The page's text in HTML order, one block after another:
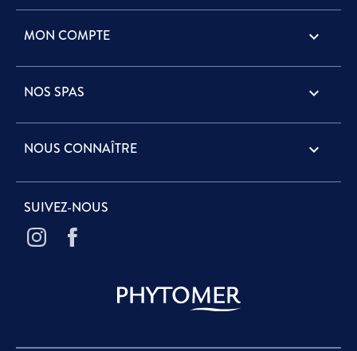
MON COMPTE 
NOS SPAS 
NOUS CONNAÎTRE 
SUIVEZ-NOUS